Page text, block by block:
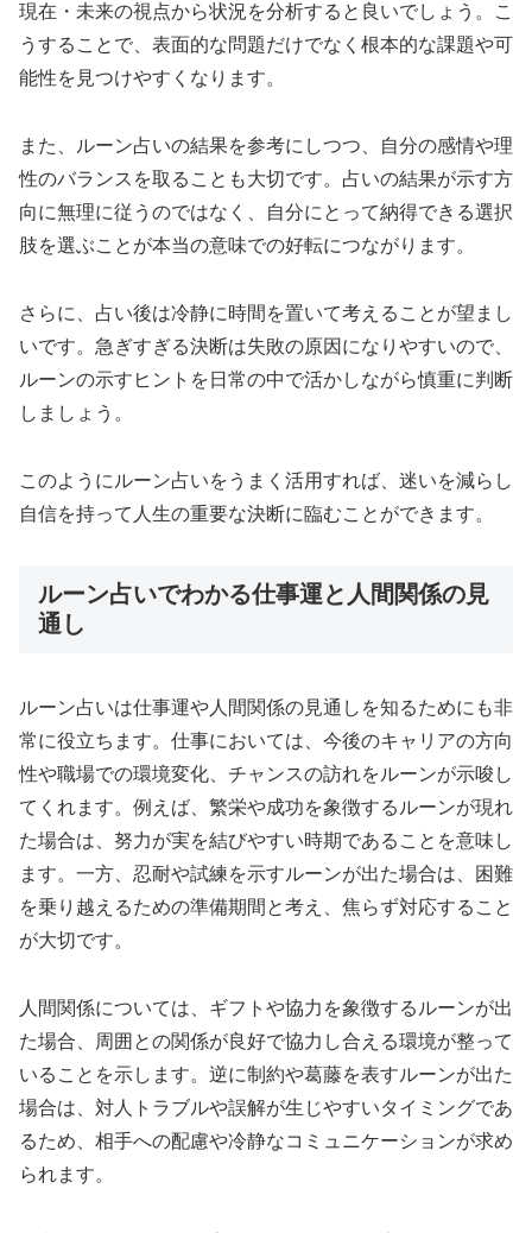
現在・未来の視点から状況を分析すると良いでしょう。こ
うすることで、表面的な問題だけでなく根本的な課題や可
能性を見つけやすくなります。
また、ルーン占いの結果を参考にしつつ、自分の感情や理
性のバランスを取ることも大切です。占いの結果が示す方
向に無理に従うのではなく、自分にとって納得できる選択
肢を選ぶことが本当の意味での好転につながります。
さらに、占い後は冷静に時間を置いて考えることが望まし
いです。急ぎすぎる決断は失敗の原因になりやすいので、
ルーンの示すヒントを日常の中で活かしながら慎重に判断
しましょう。
このようにルーン占いをうまく活用すれば、迷いを減らし
自信を持って人生の重要な決断に臨むことができます。
ルーン占いでわかる仕事運と人間関係の見
通し
ルーン占いは仕事運や人間関係の見通しを知るためにも非
常に役立ちます。仕事においては、今後のキャリアの方向
性や職場での環境変化、チャンスの訪れをルーンが示唆し
てくれます。例えば、繁栄や成功を象徴するルーンが現れ
た場合は、努力が実を結びやすい時期であることを意味し
ます。一方、忍耐や試練を示すルーンが出た場合は、困難
を乗り越えるための準備期間と考え、焦らず対応すること
が大切です。
人間関係については、ギフトや協力を象徴するルーンが出
た場合、周囲との関係が良好で協力し合える環境が整って
いることを示します。逆に制約や葛藤を表すルーンが出た
場合は、対人トラブルや誤解が生じやすいタイミングであ
るため、相手への配慮や冷静なコミュニケーションが求め
られます。